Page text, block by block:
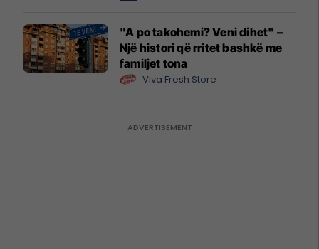
"A po takohemi? Veni dihet" –
Një histori që rritet bashkë me
familjet tona
Viva Fresh Store